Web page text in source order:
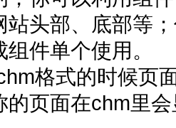
站头部、底部等
件单个使用。
格式的时候页
的页面在chm里